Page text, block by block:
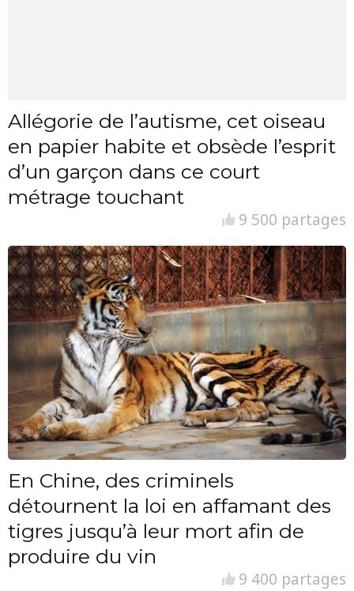
Allégorie de l’autisme, cet oiseau
en papier habite et obsède l’esprit
d’un garçon dans ce court
métrage touchant
9 500 partages
En Chine, des criminels
détournent la loi en affamant des
tigres jusqu’à leur mort afin de
produire du vin
9 400 partages